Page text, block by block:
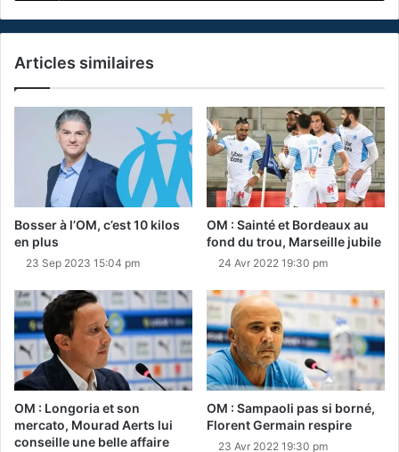
Articles similaires
Bosser à l’OM, c’est 10 kilos
en plus
23 Sep 2023 15:04 pm
OM : Sainté et Bordeaux au
fond du trou, Marseille jubile
24 Avr 2022 19:30 pm
OM : Longoria et son
mercato, Mourad Aerts lui
conseille une belle affaire
OM : Sampaoli pas si borné,
Florent Germain respire
23 Avr 2022 19:30 pm